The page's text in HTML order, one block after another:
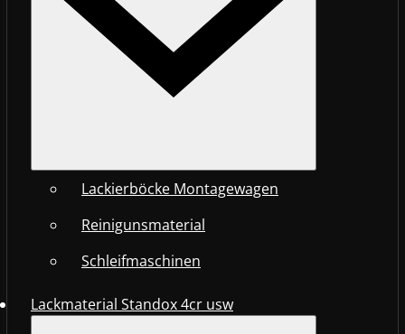
Lackierböcke Montagewagen
Reinigunsmaterial
Schleifmaschinen
Lackmaterial Standox 4cr usw